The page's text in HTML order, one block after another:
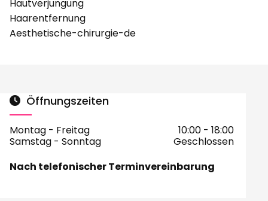
Hautverjungung
Haarentfernung
Aesthetische-chirurgie-de
 Öffnungszeiten
Montag - Freitag
10:00 - 18:00
Samstag - Sonntag
Geschlossen
Nach telefonischer Terminvereinbarung